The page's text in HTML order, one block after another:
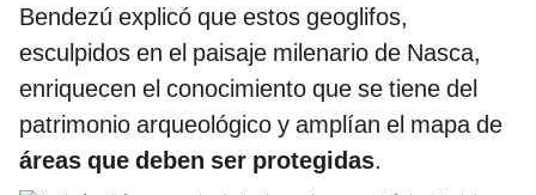
Bendezú explicó que estos geoglifos,
esculpidos en el paisaje milenario de Nasca,
enriquecen el conocimiento que se tiene del
patrimonio arqueológico y amplían el mapa de
áreas que deben ser protegidas.